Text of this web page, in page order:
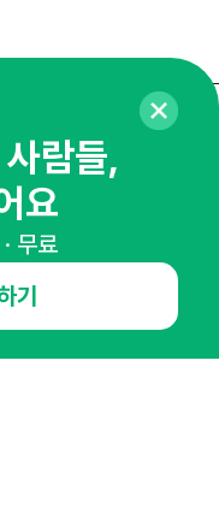
람들,
요
무료
기